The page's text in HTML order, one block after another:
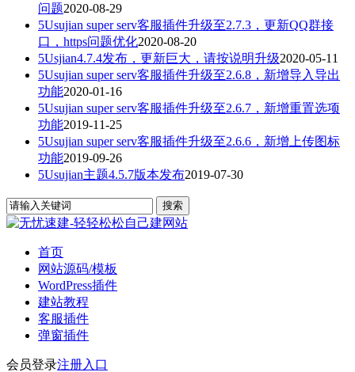
问题2020-08-29
5Usujian super serv客服插件升级至2.7.3，更新QQ群接
口，https问题优化2020-08-20
5Usjian4.7.4发布，更新巨大，请按说明升级2020-05-11
5Usujian super serv客服插件升级至2.6.8，新增导入导出
功能2020-01-16
5Usujian super serv客服插件升级至2.6.7，新增重置选项
功能2019-11-25
5Usujian super serv客服插件升级至2.6.6，新增上传图标
功能2019-09-26
5Usujian主题4.5.7版本发布2019-07-30
首页
网站源码/模板
WordPress插件
建站教程
客服插件
弹窗插件
会员登录注册入口